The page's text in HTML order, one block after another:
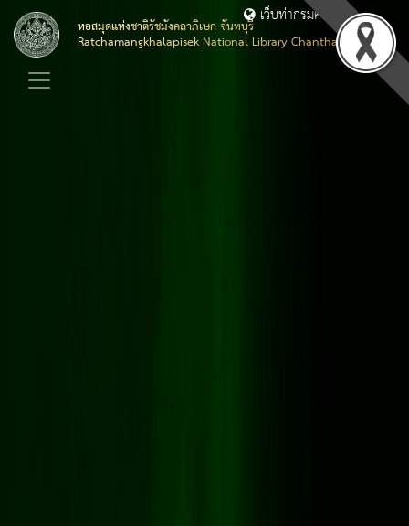
หอสมุดแห่งชาติรัชมังคลาภิเษก จันทบุรี
Ratchamangkhalapisek National Library Chanthaburi
เว็บท่ากรมศิลปากร